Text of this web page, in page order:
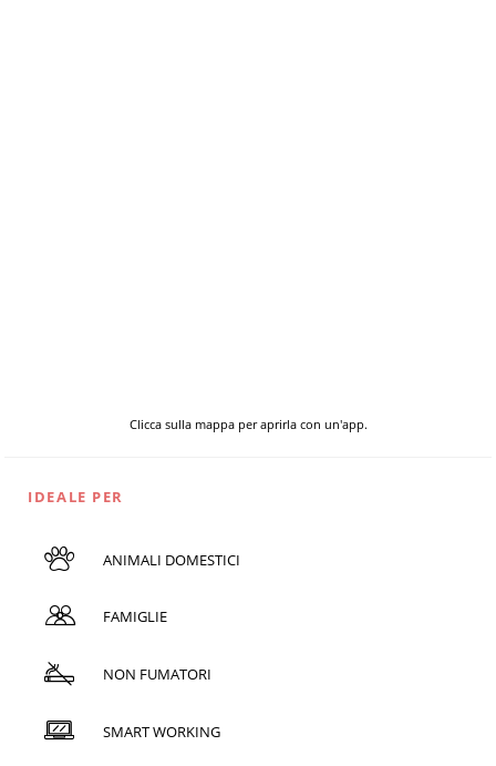
Clicca sulla mappa per aprirla con un'app.
IDEALE PER
ANIMALI DOMESTICI
FAMIGLIE
NON FUMATORI
SMART WORKING